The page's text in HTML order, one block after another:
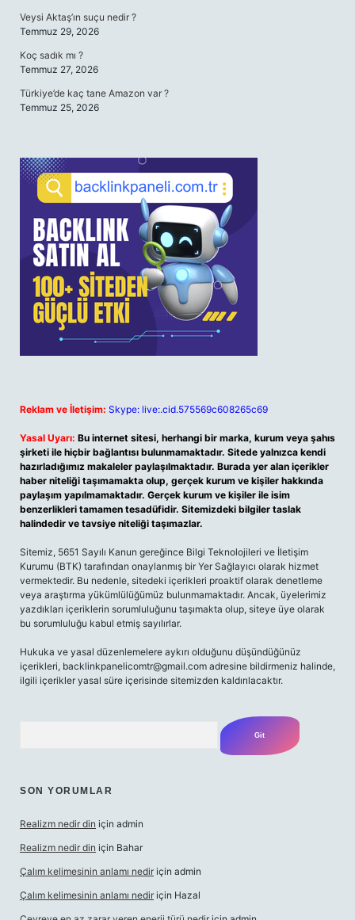
Veysi Aktaş’ın suçu nedir ?
Temmuz 29, 2026
Koç sadık mı ?
Temmuz 27, 2026
Türkiye’de kaç tane Amazon var ?
Temmuz 25, 2026
Reklam ve İletişim: Skype: live:.cid.575569c608265c69
Yasal Uyarı: Bu internet sitesi, herhangi bir marka, kurum veya şahıs
şirketi ile hiçbir bağlantısı bulunmamaktadır. Sitede yalnızca kendi
hazırladığımız makaleler paylaşılmaktadır. Burada yer alan içerikler
haber niteliği taşımamakta olup, gerçek kurum ve kişiler hakkında
paylaşım yapılmamaktadır. Gerçek kurum ve kişiler ile isim
benzerlikleri tamamen tesadüfidir. Sitemizdeki bilgiler taslak
halindedir ve tavsiye niteliği taşımazlar.
Sitemiz, 5651 Sayılı Kanun gereğince Bilgi Teknolojileri ve İletişim
Kurumu (BTK) tarafından onaylanmış bir Yer Sağlayıcı olarak hizmet
vermektedir. Bu nedenle, sitedeki içerikleri proaktif olarak denetleme
veya araştırma yükümlülüğümüz bulunmamaktadır. Ancak, üyelerimiz
yazdıkları içeriklerin sorumluluğunu taşımakta olup, siteye üye olarak
bu sorumluluğu kabul etmiş sayılırlar.
Hukuka ve yasal düzenlemelere aykırı olduğunu düşündüğünüz
içerikleri, backlinkpanelicomtr@gmail.com adresine bildirmeniz halinde,
ilgili içerikler yasal süre içerisinde sitemizden kaldırılacaktır.
SON YORUMLAR
Realizm nedir din için admin
Realizm nedir din için Bahar
Çalım kelimesinin anlamı nedir için admin
Çalım kelimesinin anlamı nedir için Hazal